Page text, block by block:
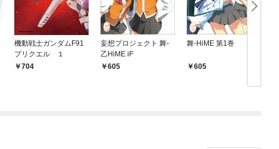
機動戦士ガンダムF91
プリクエル １
704
妄想プロジェクト 舞-
乙HiME iF
605
舞-HiME 第1巻
605